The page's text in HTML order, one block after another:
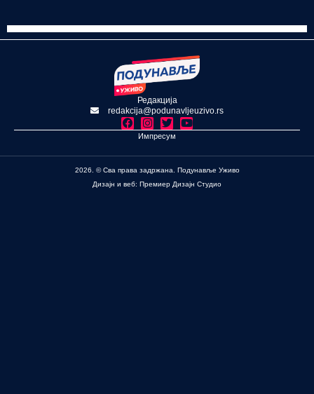
Редакција
redakcija@podunavljeuzivo.rs
Импресум
2026. © Сва права задржана. Подунавље Уживо
Дизајн и веб: Премиер Дизајн Студио